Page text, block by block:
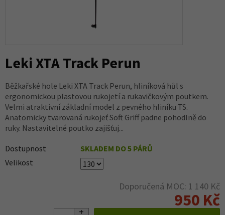
Leki XTA Track Perun
Běžkařské hole Leki XTA Track Perun, hliníková hůl s
ergonomickou plastovou rukojetí a rukavičkovým poutkem.
Velmi atraktivní základní model z pevného hliníku TS.
Anatomicky tvarovaná rukojeť Soft Griff padne pohodlně do
ruky. Nastavitelné poutko zajišťuj...
Dostupnost
SKLADEM DO 5 PÁRŮ
Velikost
Doporučená MOC: 1 140 Kč
950 Kč